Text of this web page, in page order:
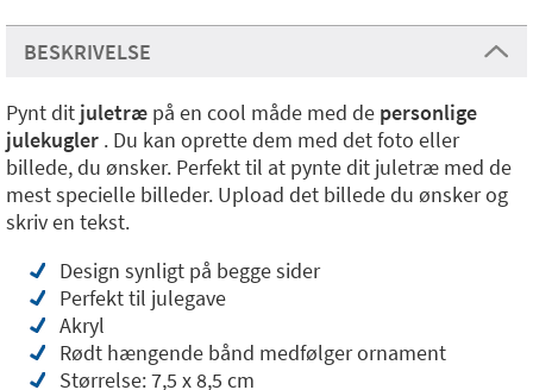
BESKRIVELSE
Pynt dit juletræ på en cool måde med de personlige
julekugler . Du kan oprette dem med det foto eller
billede, du ønsker. Perfekt til at pynte dit juletræ med de
mest specielle billeder. Upload det billede du ønsker og
skriv en tekst.
Design synligt på begge sider
Perfekt til julegave
Akryl
Rødt hængende bånd medfølger ornament
Størrelse: 7,5 x 8,5 cm